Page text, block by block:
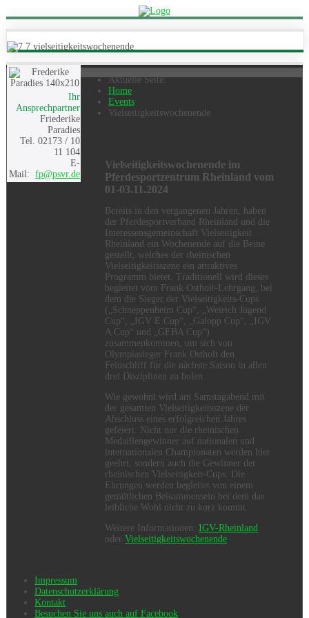
Ihr
Ansprechpartner
Friederike
Paradies
Tel. 02173 / 10
11 104
E-
Mail:fp@psvr.de
Aktuelle Seite:
Home
Events
Vielseitigkeitswochenende
Vielseitigkeitswochenende im
Pferdesportzentrum Rheinland vom
01-03.11.2024
Bereits in den vergangenen Jahren, haben
der Pferdesportverband Rheinland und die
Interessensgemeinschaft Vielseitigkeit
Rheinland ein Wochenende auf die Beine
gestellt, welches der rheinischen
Vielseitigkeitsszene ein attraktives
Programm bietet. Traditionell wird dieses
begleitet vom Frank Ostholt-Lehrgang, bei
dem die Sieger der Vielseitigkeits-Cups
(„Schneppenheim Cup“, „Weirich Jugend
Cup“, „IGV E Cup“, „Galopp Cup“, „IGV
A Cup“ und „GEBA Cup“)
zusammenkommen, um sich von
Olympiasieger Frank Ostholt den
Feinschliff für die nächste Saison in allen
drei Disziplinen zu holen.
Wie gewohnt wird am Samstagabend mit
der gesamten Vielseitigkeitsszene der
Abschluss eines erfolgreichen Jahres
gefeiert. Nicht nur die rheinischen
Medaillengewinner auf nationalen und
internationalen Championaten werden hier
geehrt, sondern auch die Gewinner der
rheinischen Vielseitigkeit-Cups. Die
Ehrungen werden begleitet von einem
gemütlichen Beisammensein bei dem das
leibliche Wohl nicht zu kurz kommt.
Weitere Informationen:IGV-Rheinland
oderVielseitigkeitswochenende
Impressum
Datenschutzerklärung
Kontakt
Besuchen Sie uns auch auf Facebook